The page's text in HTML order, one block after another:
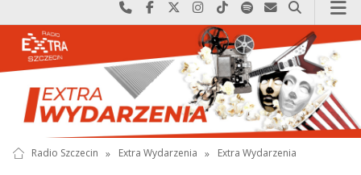
Najlepiej po prostu do nas zadzwoń
Odwiedź nas na Facebook-u
Odwiedź nas na X
Odwiedź nas na Instagram-ie
Odwiedź nas na TikTok-u
Szukaj nas na Spotify
Wyślij do nas
Szukaj
Radio Szczecin » Extra Wydarzenia » Extra Wydarzenia